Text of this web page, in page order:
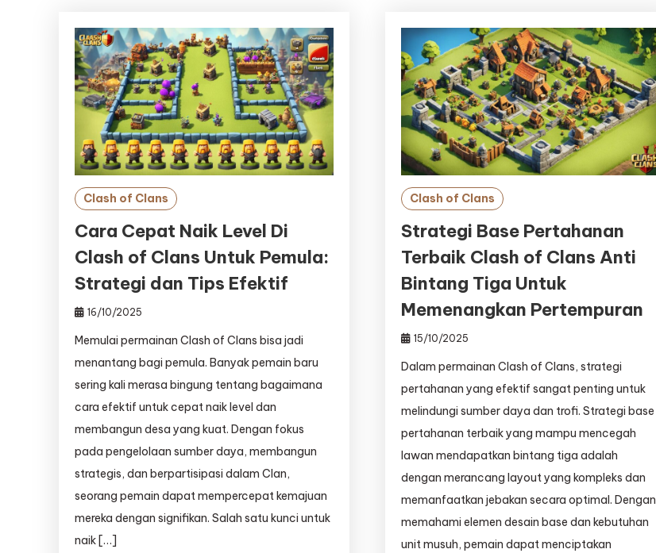
Clash of Clans
Cara Cepat Naik Level Di
Clash of Clans Untuk Pemula:
Strategi dan Tips Efektif
16/10/2025
Memulai permainan Clash of Clans bisa jadi
menantang bagi pemula. Banyak pemain baru
sering kali merasa bingung tentang bagaimana
cara efektif untuk cepat naik level dan
membangun desa yang kuat. Dengan fokus
pada pengelolaan sumber daya, membangun
strategis, dan berpartisipasi dalam Clan,
seorang pemain dapat mempercepat kemajuan
mereka dengan signifikan. Salah satu kunci untuk
naik […]
Clash of Clans
Strategi Base Pertahanan
Terbaik Clash of Clans Anti
Bintang Tiga Untuk
Memenangkan Pertempuran
15/10/2025
Dalam permainan Clash of Clans, strategi
pertahanan yang efektif sangat penting untuk
melindungi sumber daya dan trofi. Strategi base
pertahanan terbaik yang mampu mencegah
lawan mendapatkan bintang tiga adalah
dengan merancang layout yang kompleks dan
memanfaatkan jebakan secara optimal. Dengan
memahami elemen desain base dan kebutuhan
unit musuh, pemain dapat menciptakan